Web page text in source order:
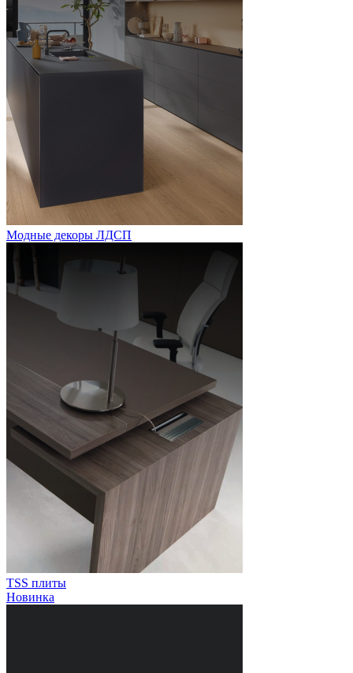
Модные декоры ЛДСП
TSS плиты
Новинка